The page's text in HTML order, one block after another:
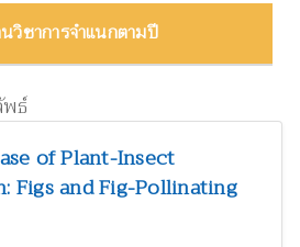
ธ์
of Plant-Insect
Figs and Fig-Pollinating
17
ละสิ่งแวดล้อม
24
าสตร์
จากพืช
8
130
วิชาการจำแนกตามปี
17